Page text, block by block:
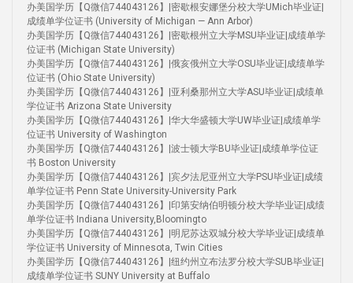
办美国学历【Q微信744043126】|密歇根安娜堡分校大学UMich毕业证|
成绩单学位证书 (University of Michigan — Ann Arbor)
办美国学历【Q微信744043126】|密歇根州立大学MSU毕业证|成绩单学
位证书 (Michigan State University)
办美国学历【Q微信744043126】|俄亥俄州立大学OSU毕业证|成绩单学
位证书 (Ohio State University)
办美国学历【Q微信744043126】|亚利桑那州立大学ASU毕业证|成绩单
学位证书 Arizona State University
办美国学历【Q微信744043126】|华大华盛顿大学UW毕业证|成绩单学
位证书 University of Washington
办美国学历【Q微信744043126】|波士顿大学BU毕业证|成绩单学位证
书 Boston University
办美国学历【Q微信744043126】|宾夕法尼亚州立大学PSU毕业证|成绩
单学位证书 Penn State University-University Park
办美国学历【Q微信744043126】|印第安纳伯明顿分校大学毕业证|成绩
单学位证书 Indiana University,Bloomingto
办美国学历【Q微信744043126】|明尼苏达双城分校大学毕业证|成绩单
学位证书 University of Minnesota, Twin Cities
办美国学历【Q微信744043126】|纽约州立布法罗分校大学SUB毕业证|
成绩单学位证书 SUNY University at Buffalo